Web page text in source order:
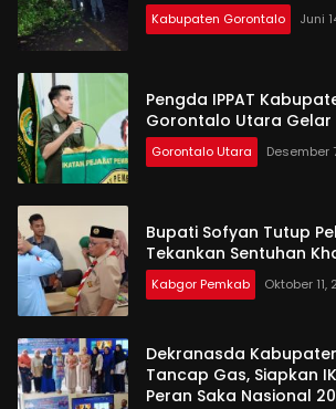
Kabupaten Gorontalo Juni
Pengda IPPAT
Gorontalo Utara Gelar
Gorontalo Utara Desember
Bupati Sofyan Tutup
Tekankan Sentuhan
Kabgor Pemkab Oktober 11,
Dekranasda
Tancap Gas, Siapkan
Peran Saka Nasional